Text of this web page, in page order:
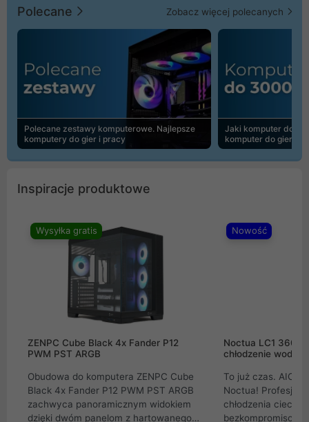
Polecane Zobacz więcej polecanych
Polecane zestawy komputerowe. Najlepsze
komputery do gier i pracy
Jaki komputer do
komputer do gier |
Inspiracje produktowe
Wysyłka gratis
ZENPC Cube Black 4x Fander P12
PWM PST ARGB
Obudowa do komputera ZENPC Cube
Black 4x Fander P12 PWM PST ARGB
zachwyca panoramicznym widokiem
dzięki dwóm panelom z hartowanego
Nowość
Noctua LC1
chłodzenie wodne
To już czas. AIO
Noctua!
chłodzenia cieczą